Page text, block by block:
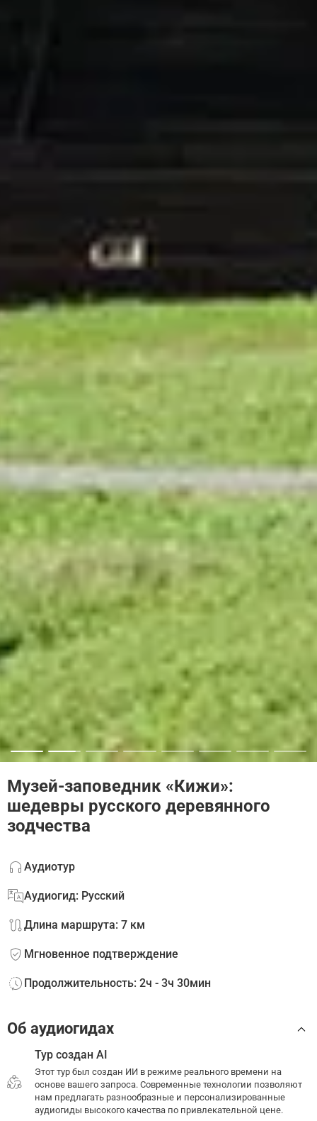
Музей-заповедник «Кижи»:
шедевры русского деревянного
зодчества
Аудиотур
Аудиогид: Русский
Длина маршрута: 7 км
Мгновенное подтверждение
Продолжительность: 2ч - 3ч 30мин
Об аудиогидах
Тур создан AI
Этот тур был создан ИИ в режиме реального времени на
основе вашего запроса. Современные технологии позволяют
нам предлагать разнообразные и персонализированные
аудиогиды высокого качества по привлекательной цене.